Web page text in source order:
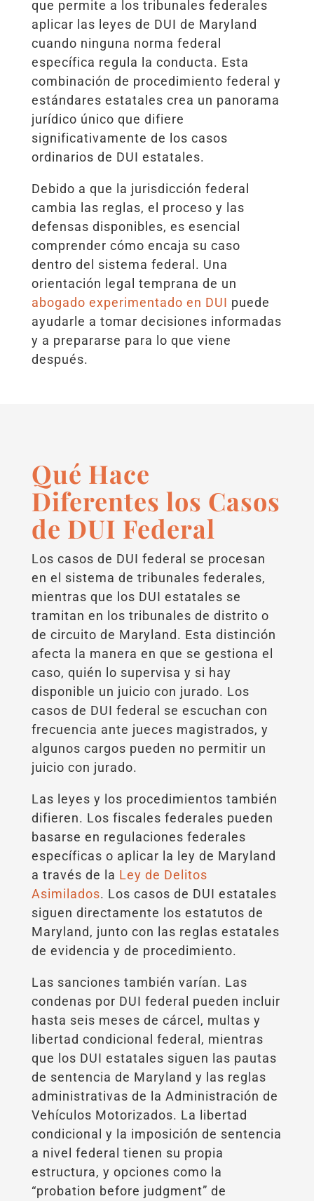
que permite a los tribunales federales
aplicar las leyes de DUI de Maryland
cuando ninguna norma federal
específica regula la conducta. Esta
combinación de procedimiento federal y
estándares estatales crea un panorama
jurídico único que difiere
significativamente de los casos
ordinarios de DUI estatales.
Debido a que la jurisdicción federal
cambia las reglas, el proceso y las
defensas disponibles, es esencial
comprender cómo encaja su caso
dentro del sistema federal. Una
orientación legal temprana de un
abogado experimentado en DUI puede
ayudarle a tomar decisiones informadas
y a prepararse para lo que viene
después.
Qué Hace
Diferentes los Casos
de DUI Federal
Los casos de DUI federal se procesan
en el sistema de tribunales federales,
mientras que los DUI estatales se
tramitan en los tribunales de distrito o
de circuito de Maryland. Esta distinción
afecta la manera en que se gestiona el
caso, quién lo supervisa y si hay
disponible un juicio con jurado. Los
casos de DUI federal se escuchan con
frecuencia ante jueces magistrados, y
algunos cargos pueden no permitir un
juicio con jurado.
Las leyes y los procedimientos también
difieren. Los fiscales federales pueden
basarse en regulaciones federales
específicas o aplicar la ley de Maryland
a través de la Ley de Delitos
Asimilados. Los casos de DUI estatales
siguen directamente los estatutos de
Maryland, junto con las reglas estatales
de evidencia y de procedimiento.
Las sanciones también varían. Las
condenas por DUI federal pueden incluir
hasta seis meses de cárcel, multas y
libertad condicional federal, mientras
que los DUI estatales siguen las pautas
de sentencia de Maryland y las reglas
administrativas de la Administración de
Vehículos Motorizados. La libertad
condicional y la imposición de sentencia
a nivel federal tienen su propia
estructura, y opciones como la
“probation before judgment” de